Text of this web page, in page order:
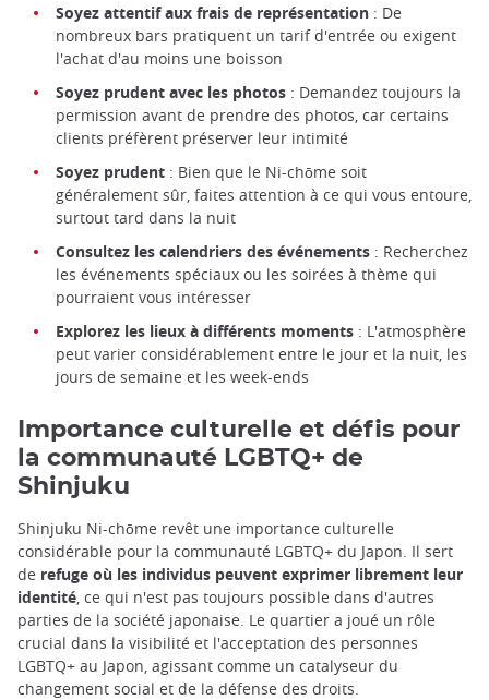
Soyez attentif aux frais de représentation : De
nombreux bars pratiquent un tarif d'entrée ou exigent
l'achat d'au moins une boisson
Soyez prudent avec les photos : Demandez toujours la
permission avant de prendre des photos, car certains
clients préfèrent préserver leur intimité
Soyez prudent : Bien que le Ni-chōme soit
généralement sûr, faites attention à ce qui vous entoure,
surtout tard dans la nuit
Consultez les calendriers des événements : Recherchez
les événements spéciaux ou les soirées à thème qui
pourraient vous intéresser
Explorez les lieux à différents moments : L'atmosphère
peut varier considérablement entre le jour et la nuit, les
jours de semaine et les week-ends
Importance culturelle et défis pour
la communauté LGBTQ+ de
Shinjuku
Shinjuku Ni-chōme revêt une importance culturelle
considérable pour la communauté LGBTQ+ du Japon. Il sert
de refuge où les individus peuvent exprimer librement leur
identité , ce qui n'est pas toujours possible dans d'autres
parties de la société japonaise. Le quartier a joué un rôle
crucial dans la visibilité et l'acceptation des personnes
LGBTQ+ au Japon, agissant comme un catalyseur du
changement social et de la défense des droits.